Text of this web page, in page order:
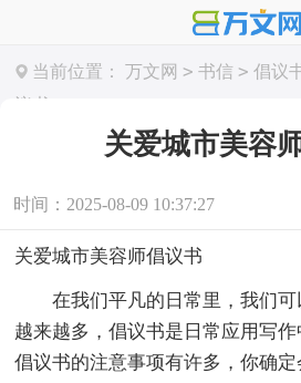
当前位置： 万文网 > 书信 > 倡议
议书
关爱城市美容
时间：2025-08-09 10:37:27
关爱城市美容师倡议书
在我们平凡的日常里，我们可
越来越多，倡议书是日常应用写作
倡议书的注意事项有许多，你确